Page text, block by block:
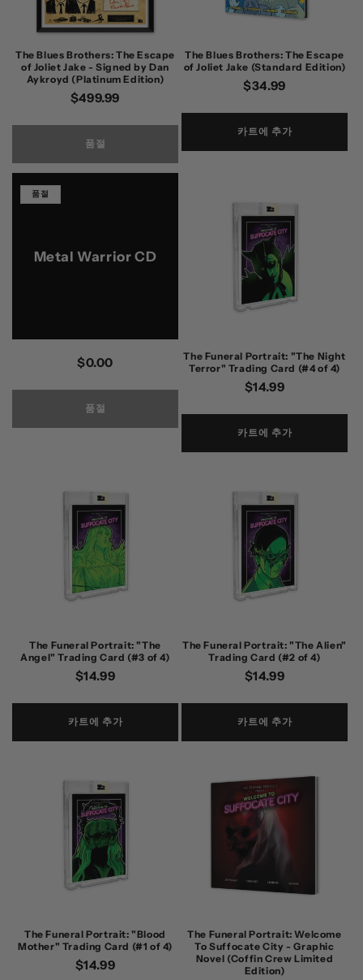
The Blues Brothers: The Escape
of Joliet Jake - Signed by Dan
Aykroyd (Platinum Edition)
정
$499.99
품절
The Blues Brothers: The Escape
of Joliet Jake (Standard Edition)
정
$34.99
카트에 추가
Metal Warrior CD
품절
정
$0.00
품절
The Funeral Portrait: "The Night
Terror" Trading Card (#4 of 4)
정
$14.99
카트에 추가
The Funeral Portrait: "The
Angel" Trading Card (#3 of 4)
정
$14.99
카트에 추가
The Funeral Portrait: "The Alien"
Trading Card (#2 of 4)
정
$14.99
카트에 추가
The Funeral Portrait: "Blood
Mother" Trading Card (#1 of 4)
정
$14.99
The Funeral Portrait: Welcome
To Suffocate City - Graphic
Novel (Coffin Crew Limited
Edition)